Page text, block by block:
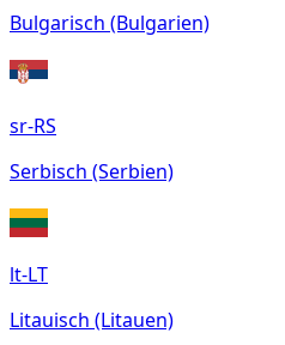
Bulgarisch (Bulgarien)
sr-RS
Serbisch (Serbien)
lt-LT
Litauisch (Litauen)